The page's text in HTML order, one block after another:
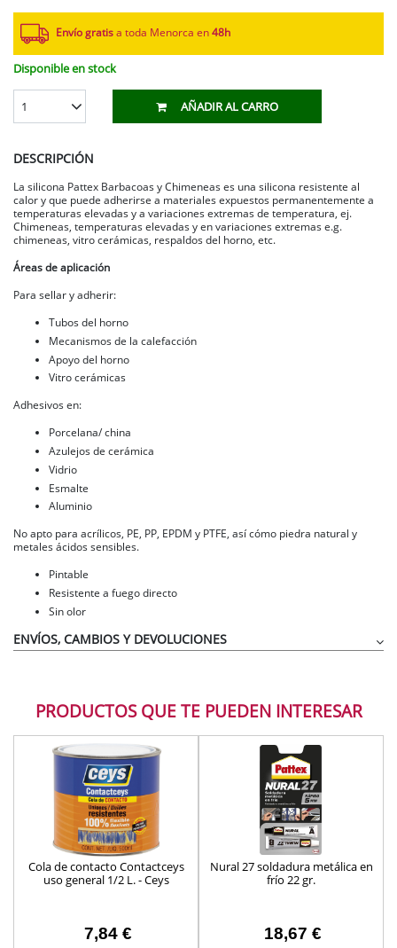
Envío gratis a toda Menorca en 48h
Disponible en stock
1 AÑADIR AL CARRO
DESCRIPCIÓN
La silicona Pattex Barbacoas y Chimeneas es una silicona resistente al
calor y que puede adherirse a materiales expuestos permanentemente a
temperaturas elevadas y a variaciones extremas de temperatura, ej.
Chimeneas, temperaturas elevadas y en variaciones extremas e.g.
chimeneas, vitro cerámicas, respaldos del horno, etc.
Áreas de aplicación
Para sellar y adherir:
Tubos del horno
Mecanismos de la calefacción
Apoyo del horno
Vitro cerámicas
Adhesivos en:
Porcelana/ china
Azulejos de cerámica
Vidrio
Esmalte
Aluminio
No apto para acrílicos, PE, PP, EPDM y PTFE, así cómo piedra natural y
metales ácidos sensibles.
Pintable
Resistente a fuego directo
Sin olor
ENVÍOS, CAMBIOS Y DEVOLUCIONES
PRODUCTOS QUE TE PUEDEN INTERESAR
Cola de contacto Contactceys
uso general 1/2 L. - Ceys
7,84 €
Nural 27 soldadura metálica en
frío 22 gr.
18,67 €